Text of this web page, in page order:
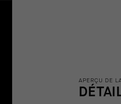
APERÇU DE